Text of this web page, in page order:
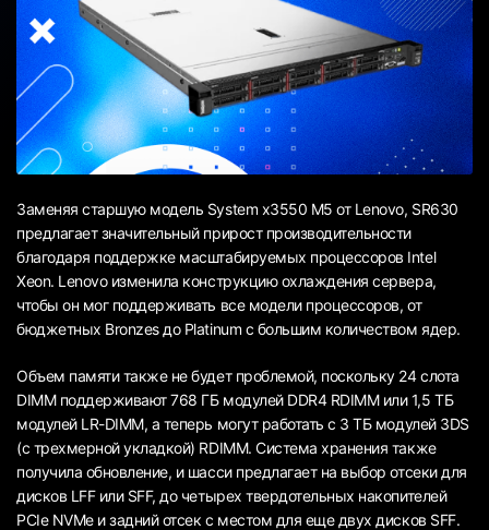
Заменяя старшую модель System x3550 M5 от Lenovo, SR630
предлагает значительный прирост производительности
благодаря поддержке масштабируемых процессоров Intel
Xeon. Lenovo изменила конструкцию охлаждения сервера,
чтобы он мог поддерживать все модели процессоров, от
бюджетных Bronzes до Platinum с большим количеством ядер.
Объем памяти также не будет проблемой, поскольку 24 слота
DIMM поддерживают 768 ГБ модулей DDR4 RDIMM или 1,5 ТБ
модулей LR-DIMM, а теперь могут работать с 3 ТБ модулей 3DS
(с трехмерной укладкой) RDIMM. Система хранения также
получила обновление, и шасси предлагает на выбор отсеки для
дисков LFF или SFF, до четырех твердотельных накопителей
PCIe NVMe и задний отсек с местом для еще двух дисков SFF.